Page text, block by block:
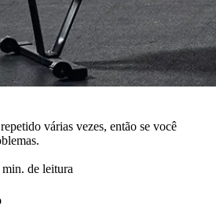
várias vezes, então se você
de leitura